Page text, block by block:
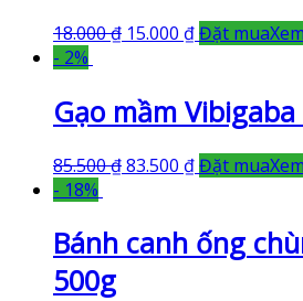
18.000₫ 15.000 ₫Đặt mua
- 2%
Gạo mầm
85.500₫83.500 ₫Đặt mua
- 18%
Bánh canh ống
500g